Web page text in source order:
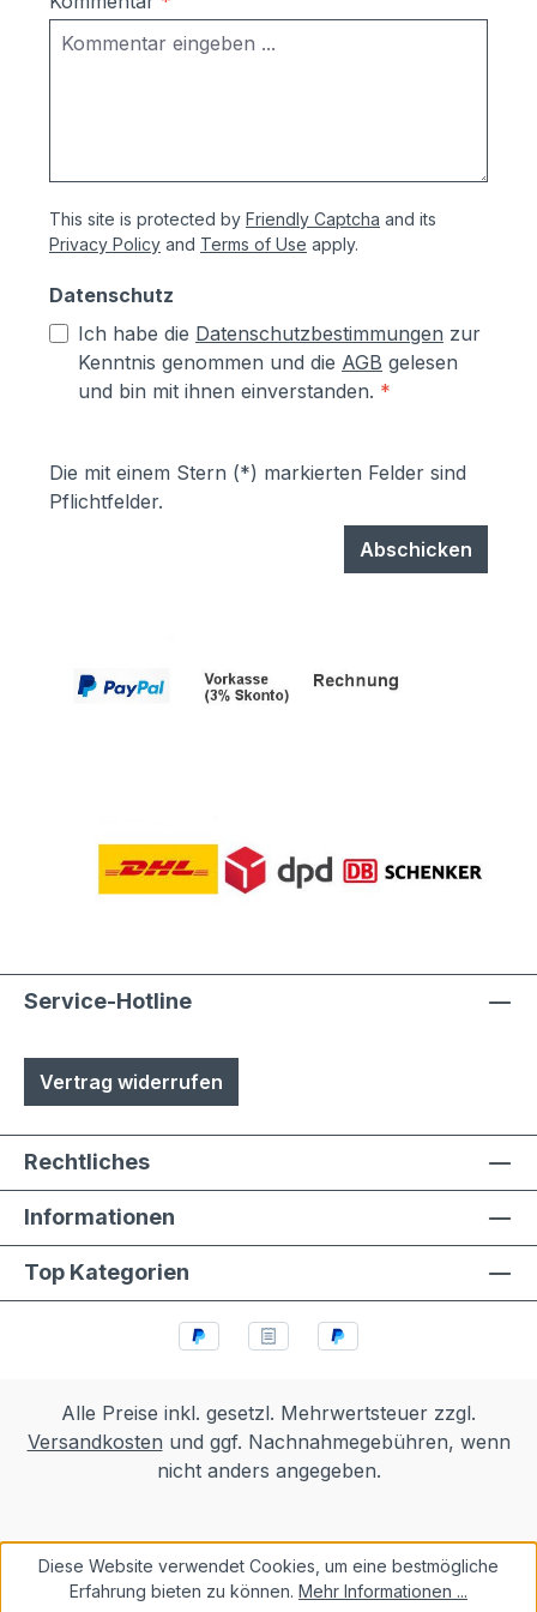
mindestens ca. 70 µm Produktservice:-
Ersatzteile sind günsitg vorrätig, Türen
Austuasch im Falle einer Beschädigung
durch Laien möglich
This site is protected by Friendly Captcha and its
Privacy Policy and Terms of Use apply.
Datenschutz
Ich habe die Datenschutzbestimmungen zur
Kenntnis genommen und die AGB gelesen
und bin mit ihnen einverstanden. *
Die mit einem Stern (*) markierten Felder sind
Pflichtfelder.
Abschicken
Service-Hotline
Vertrag widerrufen
Rechtliches
Informationen
Top Kategorien
Alle Preise inkl. gesetzl. Mehrwertsteuer zzgl.
Versandkosten und ggf. Nachnahmegebühren, wenn
nicht anders angegeben.
Diese Website verwendet Cookies, um eine bestmögliche
Erfahrung bieten zu können. Mehr Informationen ...